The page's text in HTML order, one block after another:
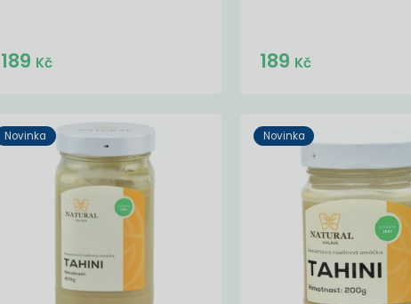
189 Kč Do košíku:
189 Kč
Novinka Novinka